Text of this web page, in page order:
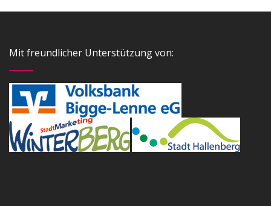
Mit freundlicher Unterstützung von: